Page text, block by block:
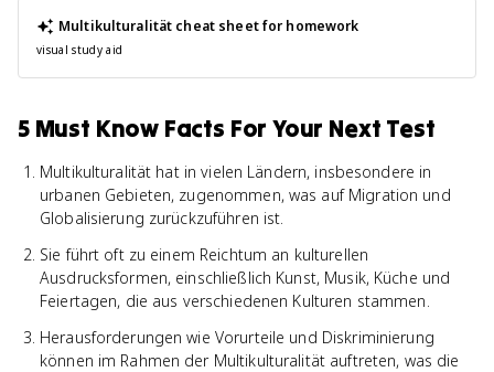
Multikulturalität cheat sheet for homework
visual study aid
5 Must Know Facts For Your Next Test
Multikulturalität hat in vielen Ländern, insbesondere in
urbanen Gebieten, zugenommen, was auf Migration und
Globalisierung zurückzuführen ist.
Sie führt oft zu einem Reichtum an kulturellen
Ausdrucksformen, einschließlich Kunst, Musik, Küche und
Feiertagen, die aus verschiedenen Kulturen stammen.
Herausforderungen wie Vorurteile und Diskriminierung
können im Rahmen der Multikulturalität auftreten, was die